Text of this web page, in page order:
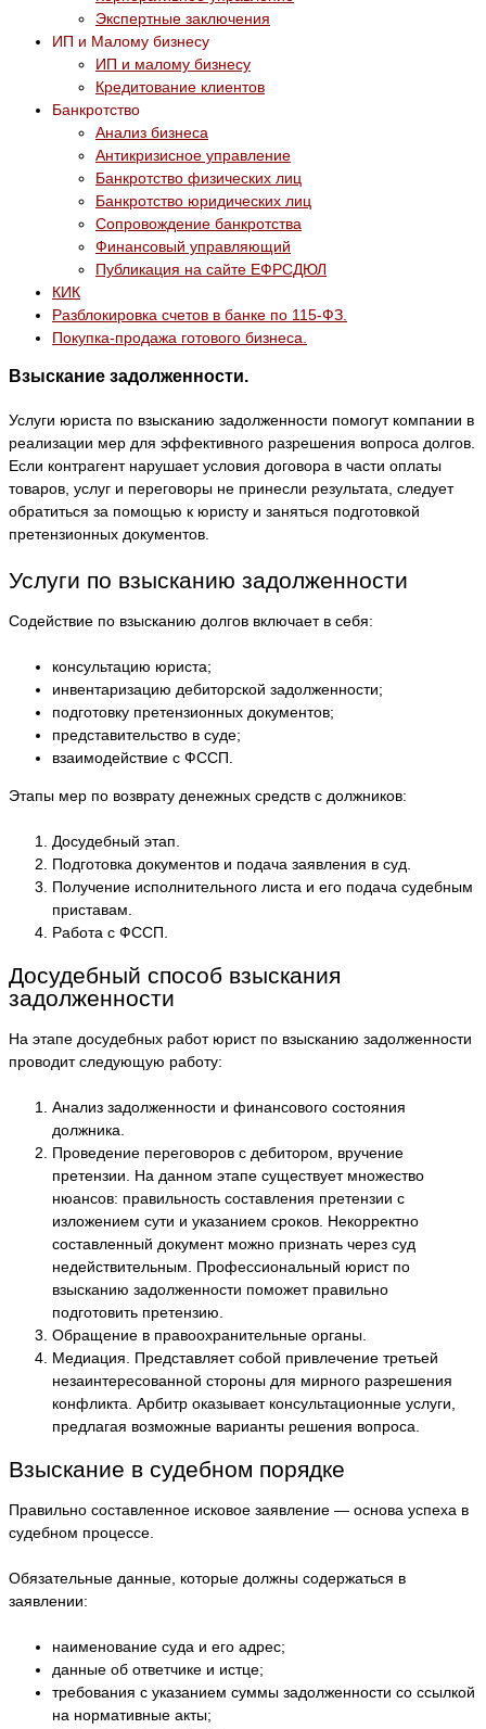
Экспертные заключения
ИП и Малому бизнесу
ИП и малому бизнесу
Кредитование клиентов
Банкротство
Анализ бизнеса
Антикризисное управление
Банкротство физических лиц
Банкротство юридических лиц
Сопровождение банкротства
Финансовый управляющий
Публикация на сайте ЕФРСДЮЛ
КИК
Разблокировка счетов в банке по 115-ФЗ.
Покупка-продажа готового бизнеса.
Взыскание задолженности.
Услуги юриста по взысканию задолженности помогут компании в
реализации мер для эффективного разрешения вопроса долгов.
Если контрагент нарушает условия договора в части оплаты
товаров, услуг и переговоры не принесли результата, следует
обратиться за помощью к юристу и заняться подготовкой
претензионных документов.
Услуги по взысканию задолженности
Содействие по взысканию долгов включает в себя:
консультацию юриста;
инвентаризацию дебиторской задолженности;
подготовку претензионных документов;
представительство в суде;
взаимодействие с ФССП.
Этапы мер по возврату денежных средств с должников:
Досудебный этап.
Подготовка документов и подача заявления в суд.
Получение исполнительного листа и его подача судебным
приставам.
Работа с ФССП.
Досудебный способ взыскания
задолженности
На этапе досудебных работ юрист по взысканию задолженности
проводит следующую работу:
Анализ задолженности и финансового состояния
должника.
Проведение переговоров с дебитором, вручение
претензии. На данном этапе существует множество
нюансов: правильность составления претензии с
изложением сути и указанием сроков. Некорректно
составленный документ можно признать через суд
недействительным. Профессиональный юрист по
взысканию задолженности поможет правильно
подготовить претензию.
Обращение в правоохранительные органы.
Медиация. Представляет собой привлечение третьей
незаинтересованной стороны для мирного разрешения
конфликта. Арбитр оказывает консультационные услуги,
предлагая возможные варианты решения вопроса.
Взыскание в судебном порядке
Правильно составленное исковое заявление — основа успеха в
судебном процессе.
Обязательные данные, которые должны содержаться в
заявлении:
наименование суда и его адрес;
данные об ответчике и истце;
требования с указанием суммы задолженности со ссылкой
на нормативные акты;